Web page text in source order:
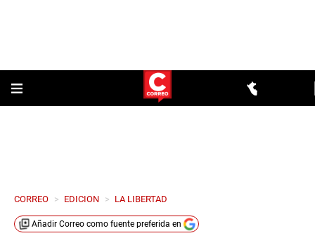
CORREO > EDICION > LA LIBERTAD
Añadir Correo como fuente preferida en